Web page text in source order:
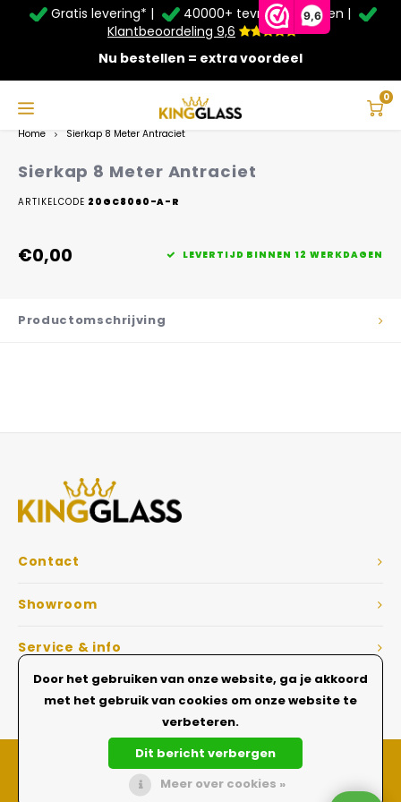
9,6
Service & Contact
Betaalmethoden
Taal
Nederlands
Gratis levering* |
40000+ tevreden klanten |
Klantbeoordeling 9,6
Nu bestellen = extra voordeel
0
Zomer Deals: Tot 20% kortingop schuifwanden en
veranda's +€20extra kassa korting*
Home Sierkap 8 Meter Antraciet
Sierkap 8 Meter Antraciet
ARTIKELCODE 20GC8060-A-R
€0,00 LEVERTIJD BINNEN 12 WERKDAGEN
Productomschrijving
Contact
Showroom
Service & info
Dé Glazen wanden specialist
Door het gebruiken van onze website, ga je akkoord
met het gebruik van cookies om onze website te
verbeteren.
Dit bericht verbergen
Meer over cookies »